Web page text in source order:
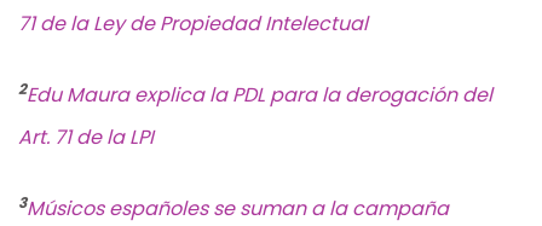
71 de la Ley de Propiedad Intelectual
2Edu Maura explica la PDL para la derogación del
Art. 71 de la LPI
3Músicos españoles se suman a la campaña